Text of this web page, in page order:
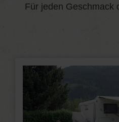
Für jeden Geschmack